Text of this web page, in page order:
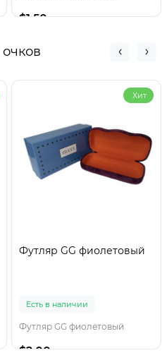
$1.50
Хит
Футляр GG фиолетовый
Есть в наличии
Футляр GG фиолетовый
$2.00